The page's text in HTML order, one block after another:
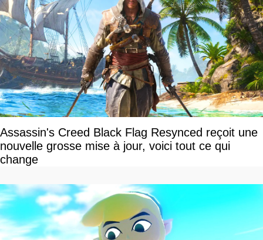
Assassin's Creed Black Flag Resynced reçoit une
nouvelle grosse mise à jour, voici tout ce qui
change